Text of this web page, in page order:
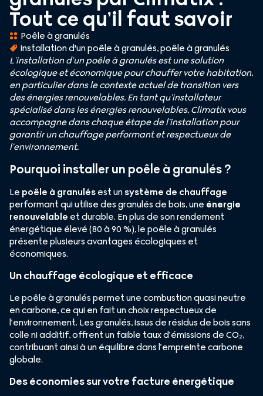
Tout ce qu’il faut savoir
Poêle à granulés
installation d'un poêle à granulés,poêle à granulés
L’installation d’un poêle à granulés est une solution
écologique et économique pour chauffer votre habitation,
en particulier dans le contexte actuel de transition vers
des énergies renouvelables. En tant qu’installateur
spécialisé dans les énergies renouvelables, Climatix vous
accompagne dans chaque étape de l’installation pour
garantir un chauffage performant et respectueux de
l’environnement.
Pourquoi installer un poêle à granulés ?
Le poêle à granulésest unsystème de chauffage
performant qui utilise des granulés de bois, une énergie
renouvelable et durable. En plus de son rendement
énergétique élevé (80 à 90 %), le poêle à granulés
présente plusieurs avantages écologiques et
économiques.
Un chauffage écologique et efficace
Le poêle à granulés permet une combustion quasi neutre
en carbone, ce qui en fait un choix respectueux de
l’environnement. Les granulés, issus de résidus de bois sans
colle ni additif, offrent un faible taux d’émissions de CO₂,
contribuant ainsi à un équilibre dans l’empreinte carbone
globale.
Des économies sur votre facture énergétique